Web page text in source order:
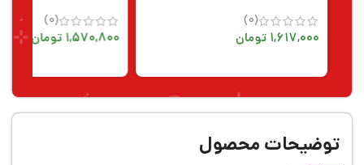
(0)
1,617,000 تومان
(0)
1,570,800تومان
توضیحات محصول